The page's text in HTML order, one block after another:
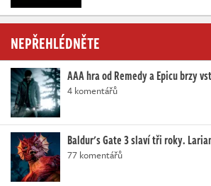
NEPŘEHLÉDNĚTE
AAA hra od Remedy a Epicu brzy
4 komentářů
Baldur's Gate 3 slaví tři roky.
77 komentářů